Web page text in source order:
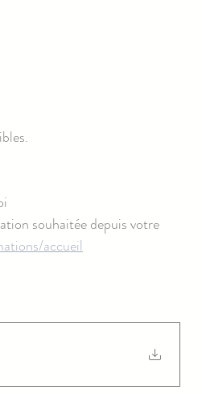
souhaitée depuis votre
accueil